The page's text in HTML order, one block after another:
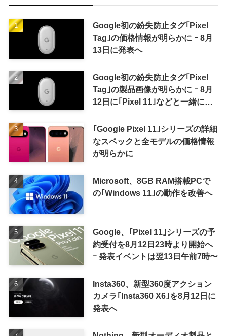
Google初の紛失防止タグ｢Pixel
Tag｣の価格情報が明らかに ｰ 8月
13日に発表へ
Google初の紛失防止タグ｢Pixel
Tag｣の製品画像が明らかに ｰ 8月
12日に｢Pixel 11｣などと一緒に発
｢Google Pixel 11｣シリーズの詳細
なスペックと全モデルの価格情報
が明らかに
Microsoft、8GB RAM搭載PCで
の｢Windows 11｣の動作を改善へ
Google、｢Pixel 11｣シリーズの予
約受付を8月12日23時より開始へ
ｰ 発表イベントは翌13日午前7時〜
Insta360、新型360度アクション
カメラ｢Insta360 X6｣を8月12日に
発表へ